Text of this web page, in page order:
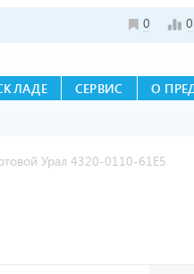
0 0
СЕРВИС О
Урал 4320-0110-61Е5